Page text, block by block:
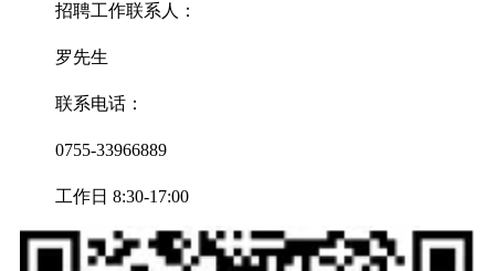
招聘工作联系人：
罗先生
联系电话：
0755-33966889
工作日 8:30-17:00